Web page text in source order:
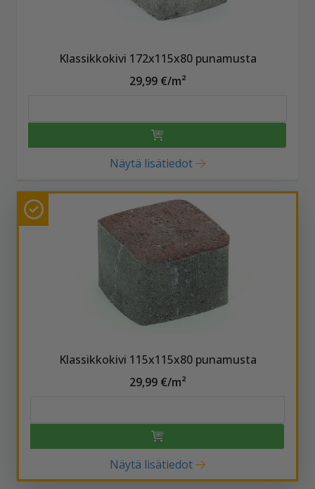
Klassikkokivi 172x115x80 punamusta
29,99 €/m²
Näytä lisätiedot
Klassikkokivi 115x115x80 punamusta
29,99 €/m²
Näytä lisätiedot